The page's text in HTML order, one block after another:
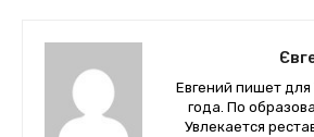
Евгений пишет для
года. По
Увлекается